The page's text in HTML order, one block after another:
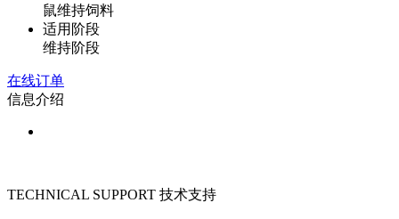
鼠维持饲料
适用阶段
维持阶段
在线订单
信息介绍
TECHNICAL SUPPORT 技术支持